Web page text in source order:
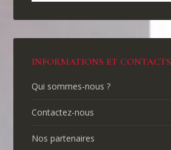
INFORMATIONS ET CONTACTS
Qui sommes-nous ?
Contactez-nous
Nos partenaires